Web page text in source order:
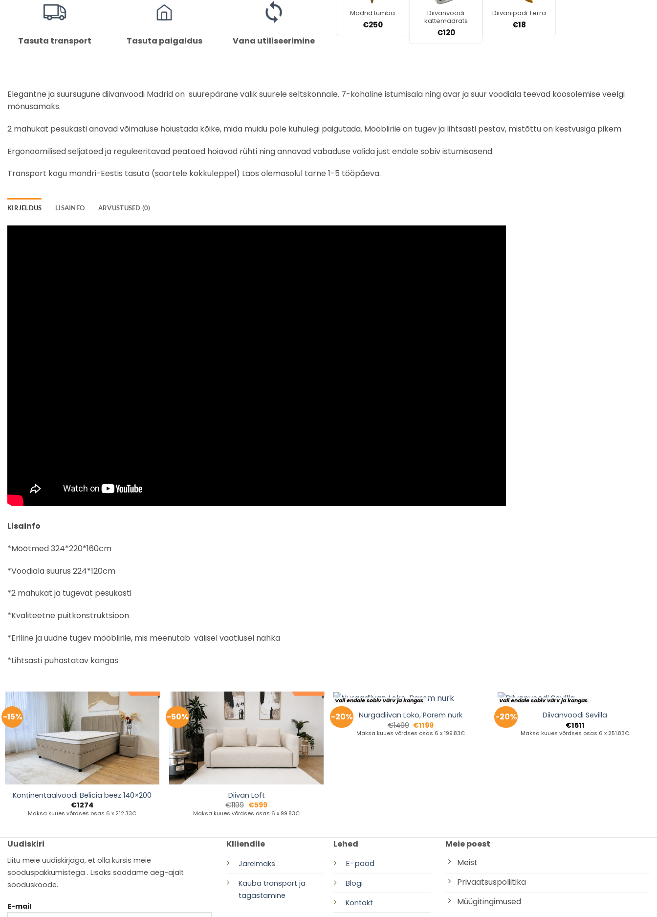
Tasuta transport Tasuta paigaldus Vana utiliseerimine
Madrid tumba
€250
Diivanvoodi
kattemadrats
€120
Diivanipadi Terra
€18
Elegantne ja suursugune diivanvoodi Madrid on suurepärane valik suurele seltskonnale. 7-kohaline istumisala ning avar ja suur voodiala teevad koosolemise veelgi
mõnusamaks.
2 mahukat pesukasti anavad võimaluse hoiustada kõike, mida muidu pole kuhulegi paigutada. Mööbliriie on tugev ja lihtsasti pestav, mistõttu on kestvusiga pikem.
Ergonoomilised seljatoed ja reguleeritavad peatoed hoiavad rühti ning annavad vabaduse valida just endale sobiv istumisasend.
Transport kogu mandri-Eestis tasuta (saartele kokkuleppel) Laos olemasolul tarne 1-5 tööpäeva.
KIRJELDUS LISAINFO ARVUSTUSED (0)
Lisainfo
*Mõõtmed 324*220*160cm
*Voodiala suurus 224*120cm
*2 mahukat ja tugevat pesukasti
*Kvaliteetne puitkonstruktsioon
*Eriline ja uudne tugev mööbliriie, mis meenutab välisel vaatlusel nahka
*Lihtsasti puhastatav kangas
-15%
Kontinentaalvoodi Belicia beez 140×200
€1274
Maksa kuues võrdses osas 6 x 212.33€
-50%
Diivan Loft
€1199 €599
Maksa kuues võrdses osas 6 x 99.83€
-20%
Vali endale sobiv värv ja kangas
Nurgadiivan Loko, Parem nurk
€1499 €1199
Maksa kuues võrdses osas 6 x 199.83€
-20%
Vali endale sobiv värv ja kangas
Diivanvoodi Sevilla
€1511
Maksa kuues võrdses osas 6 x 251.83€
Uudiskiri
Liitu meie uudiskirjaga, et olla kursis meie
sooduspakkumistega . Lisaks saadame aeg-ajalt
sooduskoode.
E-mail
KIliendile
Järelmaks
Kauba transport ja
tagastamine
Lehed
E-pood
Blogi
Kontakt
Meie poest
Meist
Privaatsuspoliitika
Müügitingimused